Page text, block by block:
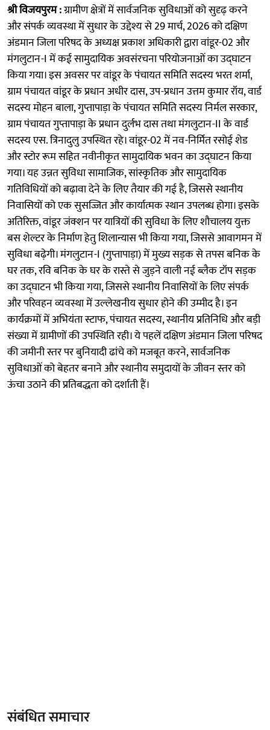
श्री विजयपुरम :ग्रामीण क्षेत्रों में सार्वजनिक सुविधाओं को सुदृढ़ करने
और संपर्क व्यवस्था में सुधार के उद्देश्य से 29 मार्च, 2026 को दक्षिण
अंडमान जिला परिषद के अध्यक्ष प्रकाश अधिकारी द्वारा वांडूर-02 और
मंगलुटान-I में कई सामुदायिक अवसंरचना परियोजनाओं का उद्घाटन
किया गया। इस अवसर पर वांडूर के पंचायत समिति सदस्य भरत शर्मा,
ग्राम पंचायत वांडूर के प्रधान अधीर दास, उप-प्रधान उत्तम कुमार रॉय, वार्ड
सदस्य मोहन बाला, गुप्तापाड़ा के पंचायत समिति सदस्य निर्मल सरकार,
ग्राम पंचायत गुप्तापाड़ा के प्रधान दुर्लभ दास तथा मंगलुटान-II के वार्ड
सदस्य एस. त्रिनादुलु उपस्थित रहे। वांडूर-02 में नव-निर्मित रसोई शेड
और स्टोर रूम सहित नवीनीकृत सामुदायिक भवन का उद्घाटन किया
गया। यह उन्नत सुविधा सामाजिक, सांस्कृतिक और सामुदायिक
गतिविधियों को बढ़ावा देने के लिए तैयार की गई है, जिससे स्थानीय
निवासियों को एक सुसज्जित और कार्यात्मक स्थान उपलब्ध होगा। इसके
अतिरिक्त, वांडूर जंक्शन पर यात्रियों की सुविधा के लिए शौचालय युक्त
बस शेल्टर के निर्माण हेतु शिलान्यास भी किया गया, जिससे आवागमन में
सुविधा बढ़ेगी। मंगलुटान-I (गुप्तापाड़ा) में मुख्य सड़क से तपस बनिक के
घर तक, रवि बनिक के घर के रास्ते से जुड़ने वाली नई ब्लैक टॉप सड़क
का उद्घाटन भी किया गया, जिससे स्थानीय निवासियों के लिए संपर्क
और परिवहन व्यवस्था में उल्लेखनीय सुधार होने की उम्मीद है। इन
कार्यक्रमों में अभियंता स्टाफ, पंचायत सदस्य, स्थानीय प्रतिनिधि और बड़ी
संख्या में ग्रामीणों की उपस्थिति रही। ये पहलें दक्षिण अंडमान जिला परिषद
की जमीनी स्तर पर बुनियादी ढांचे को मजबूत करने, सार्वजनिक
सुविधाओं को बेहतर बनाने और स्थानीय समुदायों के जीवन स्तर को
ऊंचा उठाने की प्रतिबद्धता को दर्शाती हैं।
संबंधित समाचार